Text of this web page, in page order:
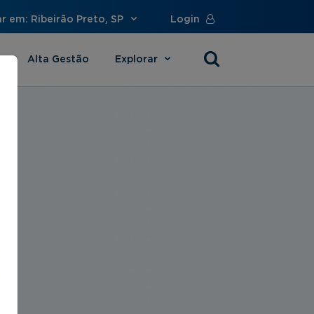
em: Ribeirão Preto, SP Login
Alta Gestão Explorar